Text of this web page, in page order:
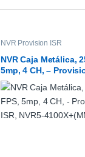
NVR Provision ISR
NVR Caja Metálica,
5mp, 4 CH, –
NVR5-4100X+(MM)